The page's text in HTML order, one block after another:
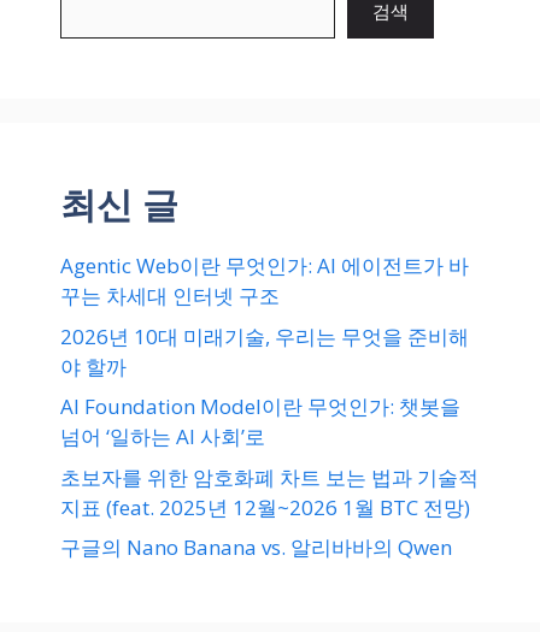
검색
최신 글
Agentic Web이란 무엇인가: AI 에이전트가 바
꾸는 차세대 인터넷 구조
2026년 10대 미래기술, 우리는 무엇을 준비해
야 할까
AI Foundation Model이란 무엇인가: 챗봇을
넘어 ‘일하는 AI 사회’로
초보자를 위한 암호화폐 차트 보는 법과 기술적
지표 (feat. 2025년 12월~2026 1월 BTC 전망)
구글의 Nano Banana vs. 알리바바의 Qwen